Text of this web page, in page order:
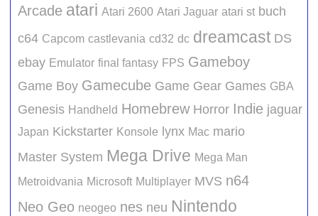
Arcade atari Atari 2600 Atari Jaguar atari st buch
c64 Capcom castlevania cd32 dc dreamcast DS
ebay Emulator final fantasy FPS Gameboy
Game Boy Gamecube Game Gear Games GBA
Genesis Handheld Homebrew Horror Indie jaguar
Japan Kickstarter Konsole lynx Mac mario
Master System Mega Drive Mega Man
Metroidvania Microsoft Multiplayer MVS n64
Neo Geo neogeo nes neu Nintendo